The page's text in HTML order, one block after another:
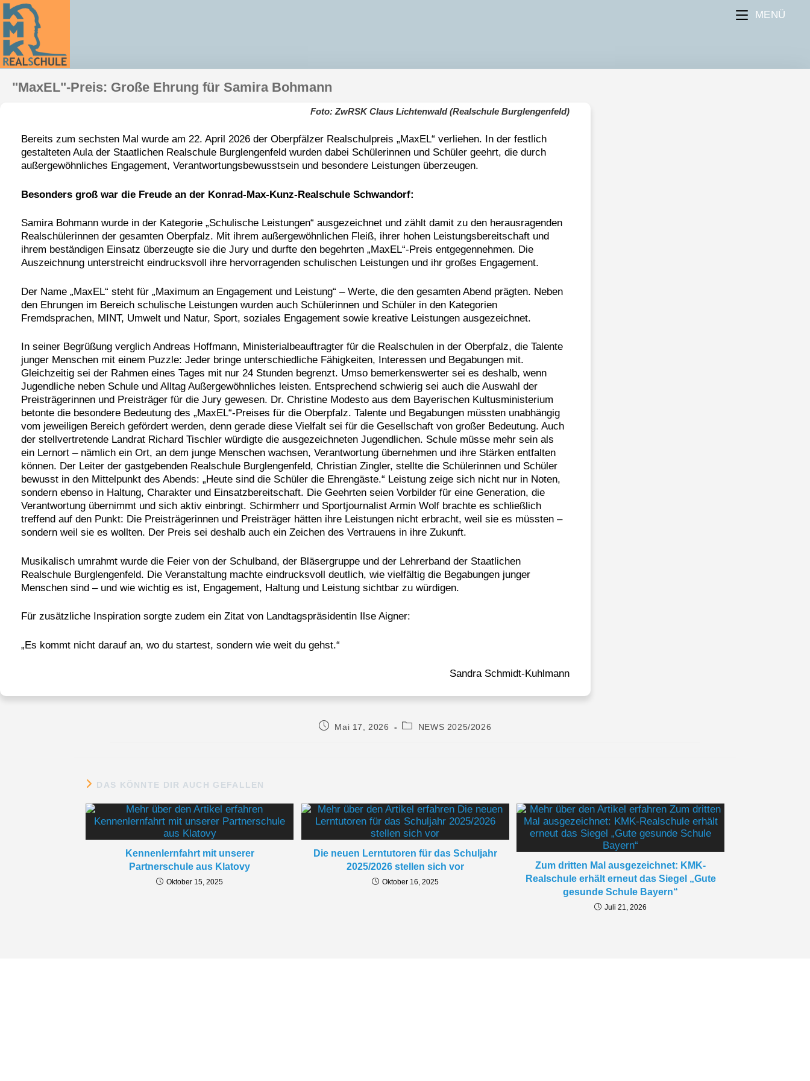
MENÜ
"MaxEL"-Preis: Große Ehrung für Samira Bohmann
Foto: ZwRSK Claus Lichtenwald (Realschule Burglengenfeld)
Bereits zum sechsten Mal wurde am 22. April 2026 der Oberpfälzer Realschulpreis „MaxEL“ verliehen. In der festlich
gestalteten Aula der Staatlichen Realschule Burglengenfeld wurden dabei Schülerinnen und Schüler geehrt, die durch
außergewöhnliches Engagement, Verantwortungsbewusstsein und besondere Leistungen überzeugen.
Besonders groß war die Freude an der Konrad-Max-Kunz-Realschule Schwandorf:
Samira Bohmann wurde in der Kategorie „Schulische Leistungen“ ausgezeichnet und zählt damit zu den herausragenden
Realschülerinnen der gesamten Oberpfalz. Mit ihrem außergewöhnlichen Fleiß, ihrer hohen Leistungsbereitschaft und
ihrem beständigen Einsatz überzeugte sie die Jury und durfte den begehrten „MaxEL“-Preis entgegennehmen. Die
Auszeichnung unterstreicht eindrucksvoll ihre hervorragenden schulischen Leistungen und ihr großes Engagement.
Der Name „MaxEL“ steht für „Maximum an Engagement und Leistung“ – Werte, die den gesamten Abend prägten. Neben
den Ehrungen im Bereich schulische Leistungen wurden auch Schülerinnen und Schüler in den Kategorien
Fremdsprachen, MINT, Umwelt und Natur, Sport, soziales Engagement sowie kreative Leistungen ausgezeichnet.
In seiner Begrüßung verglich Andreas Hoffmann, Ministerialbeauftragter für die Realschulen in der Oberpfalz, die Talente
junger Menschen mit einem Puzzle: Jeder bringe unterschiedliche Fähigkeiten, Interessen und Begabungen mit.
Gleichzeitig sei der Rahmen eines Tages mit nur 24 Stunden begrenzt. Umso bemerkenswerter sei es deshalb, wenn
Jugendliche neben Schule und Alltag Außergewöhnliches leisten. Entsprechend schwierig sei auch die Auswahl der
Preisträgerinnen und Preisträger für die Jury gewesen. Dr. Christine Modesto aus dem Bayerischen Kultusministerium
betonte die besondere Bedeutung des „MaxEL“-Preises für die Oberpfalz. Talente und Begabungen müssten unabhängig
vom jeweiligen Bereich gefördert werden, denn gerade diese Vielfalt sei für die Gesellschaft von großer Bedeutung. Auch
der stellvertretende Landrat Richard Tischler würdigte die ausgezeichneten Jugendlichen. Schule müsse mehr sein als
ein Lernort – nämlich ein Ort, an dem junge Menschen wachsen, Verantwortung übernehmen und ihre Stärken entfalten
können. Der Leiter der gastgebenden Realschule Burglengenfeld, Christian Zingler, stellte die Schülerinnen und Schüler
bewusst in den Mittelpunkt des Abends: „Heute sind die Schüler die Ehrengäste.“ Leistung zeige sich nicht nur in Noten,
sondern ebenso in Haltung, Charakter und Einsatzbereitschaft. Die Geehrten seien Vorbilder für eine Generation, die
Verantwortung übernimmt und sich aktiv einbringt. Schirmherr und Sportjournalist Armin Wolf brachte es schließlich
treffend auf den Punkt: Die Preisträgerinnen und Preisträger hätten ihre Leistungen nicht erbracht, weil sie es müssten –
sondern weil sie es wollten. Der Preis sei deshalb auch ein Zeichen des Vertrauens in ihre Zukunft.
Musikalisch umrahmt wurde die Feier von der Schulband, der Bläsergruppe und der Lehrerband der Staatlichen
Realschule Burglengenfeld. Die Veranstaltung machte eindrucksvoll deutlich, wie vielfältig die Begabungen junger
Menschen sind – und wie wichtig es ist, Engagement, Haltung und Leistung sichtbar zu würdigen.
Für zusätzliche Inspiration sorgte zudem ein Zitat von Landtagspräsidentin Ilse Aigner:
„Es kommt nicht darauf an, wo du startest, sondern wie weit du gehst.“
Sandra Schmidt-Kuhlmann
Mai 17, 2026 NEWS 2025/2026
DAS KÖNNTE DIR AUCH GEFALLEN
Kennenlernfahrt mit unserer
Partnerschule aus Klatovy
Oktober 15, 2025
Die neuen Lerntutoren für das Schuljahr
2025/2026 stellen sich vor
Oktober 16, 2025
Zum dritten Mal ausgezeichnet: KMK-
Realschule erhält erneut das Siegel „Gute
gesunde Schule Bayern“
Juli 21, 2026
Kontakt
Konrad-Max-Kunz-Realschule
Senefelderstr. 14
Follow Us
Impressum
Datenschutzerklärung
Instagram Datenschutzhinweise